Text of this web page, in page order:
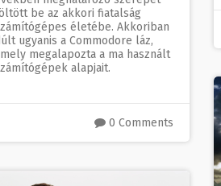
be az akkori fiatalság
életébe. Akkoriban
ugyanis a Commodore láz,
megalapozta a ma használt
alapjait.
0 Comments